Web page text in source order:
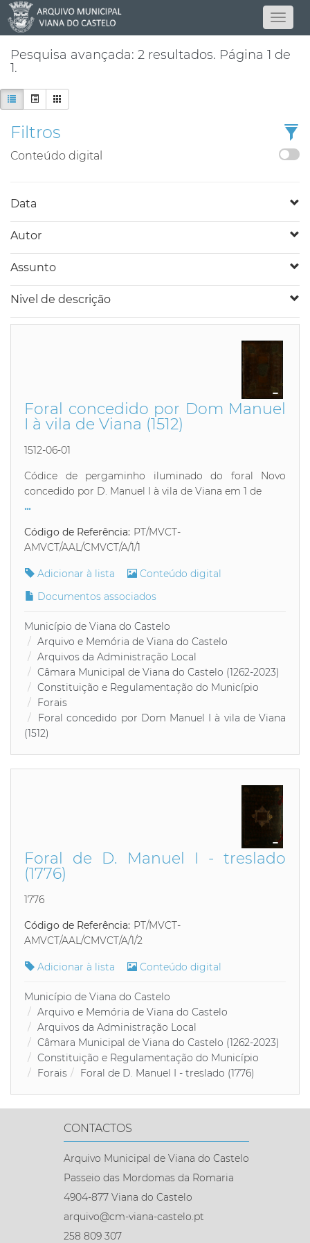
Pesquisa avançada: 2 resultados. Página 1 de
1.
Filtros
Conteúdo digital
Data
Autor
Assunto
Nivel de descrição
Foral concedido por Dom Manuel
I à vila de Viana (1512)
1512-06-01
Códice de pergaminho iluminado do foral Novo
concedido por D. Manuel I à vila de Viana em 1 de
...
Código de Referência: PT/MVCT-
AMVCT/AAL/CMVCT/A/1/1
Adicionar à lista
Conteúdo digital
Documentos associados
Município de Viana do Castelo
Arquivo e Memória de Viana do Castelo
Arquivos da Administração Local
Câmara Municipal de Viana do Castelo (1262-2023)
Constituição e Regulamentação do Município
Forais
Foral concedido por Dom Manuel I à vila de Viana
(1512)
Foral de D. Manuel I - treslado
(1776)
1776
Código de Referência: PT/MVCT-
AMVCT/AAL/CMVCT/A/1/2
Adicionar à lista Conteúdo digital
Município de Viana do Castelo
Arquivo e Memória de Viana do Castelo
Arquivos da Administração Local
Câmara Municipal de Viana do Castelo (1262-2023)
Constituição e Regulamentação do Município
Forais
Foral de D. Manuel I - treslado (1776)
CONTACTOS
Arquivo Municipal de Viana do Castelo
Passeio das Mordomas da Romaria
4904-877 Viana do Castelo
arquivo@cm-viana-castelo.pt
258 809 307